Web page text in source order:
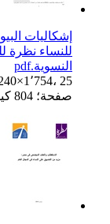
إشكاليات
للنساء نظرة
النسوية.pdf
1٬240×1٬754،
صفحة؛ 804 كيلوبايت